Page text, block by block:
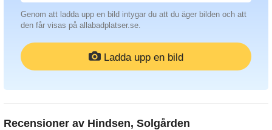
Genom att ladda upp en bild intygar du att du äger bilden och att
den får visas på allabadplatser.se.
Ladda upp en bild
Recensioner av Hindsen, Solgården